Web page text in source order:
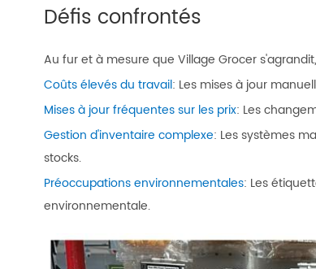
Défis confrontés
Au fur et à mesure que Village Grocer
Coûts élevés du travail: Les mises à jour
Mises à jour fréquentes sur les prix: Les
Gestion d'inventaire complexe: Les systèmes
stocks.
Préoccupations environnementales: Les
environnementale.